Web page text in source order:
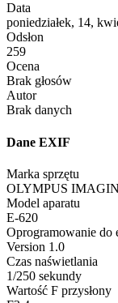
Data
poniedziałek, 14,
Odsłon
259
Ocena
Brak głosów
Autor
Brak danych
Dane EXIF
Marka sprzętu
OLYMPUS
Model aparatu
E-620
Oprogramowanie do
Version 1.0
Czas naświetlania
1/250 sekundy
Wartość F przysłony